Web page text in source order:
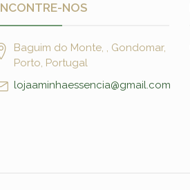
NOS
Baguim do Monte, , Gondomar,
Porto, Portugal
lojaaminhaessencia@gmail.com